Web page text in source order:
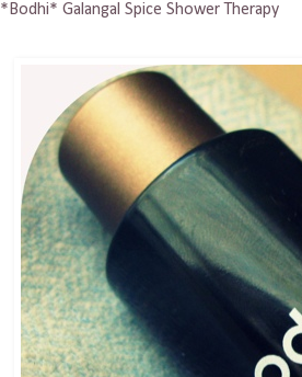
*Bodhi* Galangal Spice Shower Therapy